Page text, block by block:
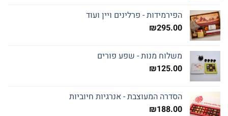
הפירמידות - פרלינים ויין ועוד
₪295.00
משלוח מנות - שפע פורים
₪125.00
הסדרה המעוצבת - אנרגיות חיוביות
₪188.00